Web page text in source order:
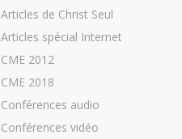
Articles de Christ Seul
Articles spécial Internet
CME 2012
CME 2018
Conférences audio
Conférences vidéo